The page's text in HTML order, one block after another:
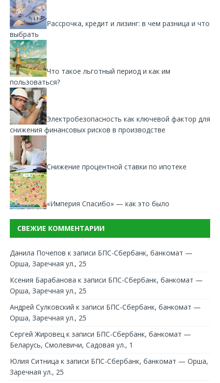
Рассрочка, кредит и лизинг: в чем разница и что
выбрать
Что такое льготный период и как им
пользоваться?
Электробезопасность как ключевой фактор для
снижения финансовых рисков в производстве
Снижение процентной ставки по ипотеке
«Империя Спасибо» — как это было
СВЕЖИЕ КОММЕНТАРИИ
Данила Почепов к записи БПС-Сбербанк, банкомат —
Орша, Заречная ул., 25
Ксения Барабанова к записи БПС-Сбербанк, банкомат —
Орша, Заречная ул., 25
Андрей Сулковский к записи БПС-Сбербанк, банкомат —
Орша, Заречная ул., 25
Сергей Жировец к записи БПС-Сбербанк, банкомат —
Беларусь, Смолевичи, Садовая ул., 1
Юлия Ситница к записи БПС-Сбербанк, банкомат — Орша,
Заречная ул., 25